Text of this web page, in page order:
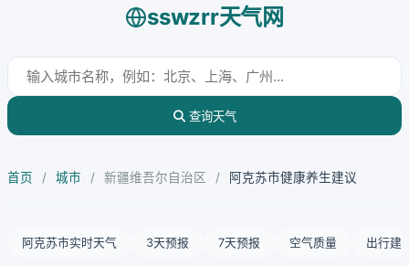
sswzrr天气网
查询天气
首页 / 城市 / 新疆维吾尔自治区 / 阿克苏市健康养生建议
阿克苏市实时天气 3天预报 7天预报 空气质量 出行建